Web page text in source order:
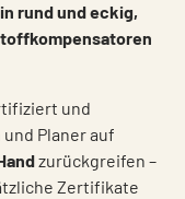
rund und eckig,
und
Planer auf
zurückgreifen –
Zertifikate